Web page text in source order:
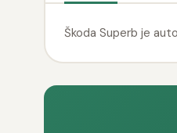
Škoda Superb je